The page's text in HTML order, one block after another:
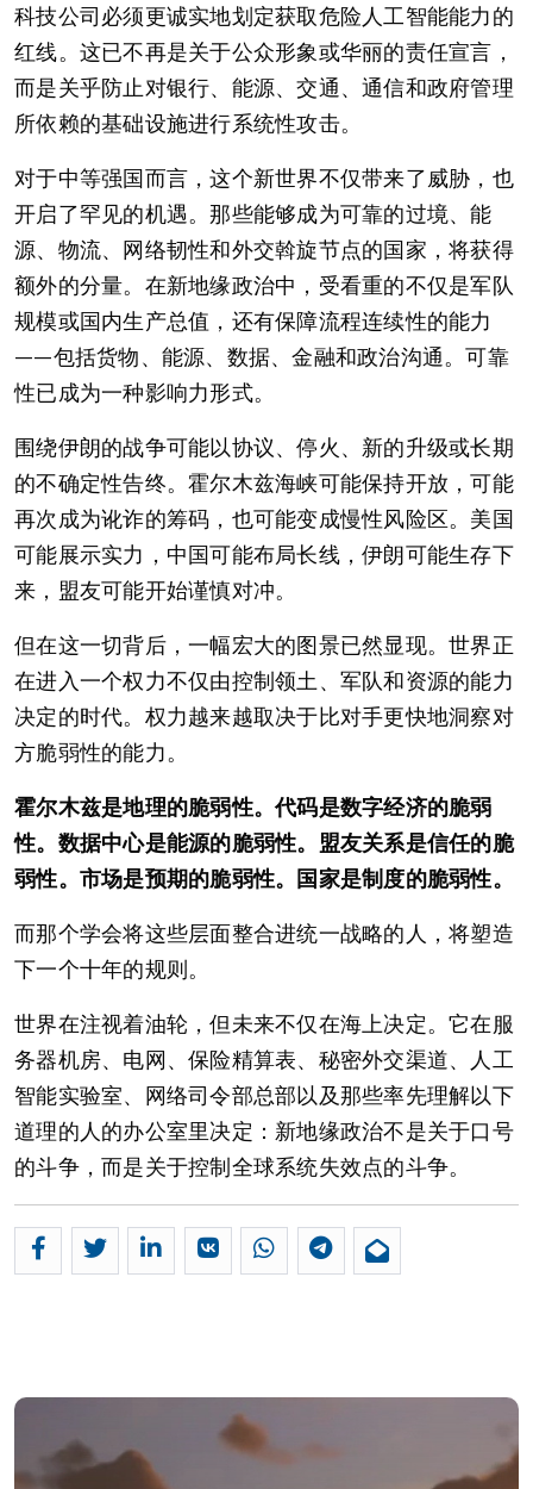
科技公司必须更诚实地划定获取危险人工智能能力的
红线。这已不再是关于公众形象或华丽的责任宣言，
而是关乎防止对银行、能源、交通、通信和政府管理
所依赖的基础设施进行系统性攻击。
对于中等强国而言，这个新世界不仅带来了威胁，也
开启了罕见的机遇。那些能够成为可靠的过境、能
源、物流、网络韧性和外交斡旋节点的国家，将获得
额外的分量。在新地缘政治中，受看重的不仅是军队
规模或国内生产总值，还有保障流程连续性的能力
——包括货物、能源、数据、金融和政治沟通。可靠
性已成为一种影响力形式。
围绕伊朗的战争可能以协议、停火、新的升级或长期
的不确定性告终。霍尔木兹海峡可能保持开放，可能
再次成为讹诈的筹码，也可能变成慢性风险区。美国
可能展示实力，中国可能布局长线，伊朗可能生存下
来，盟友可能开始谨慎对冲。
但在这一切背后，一幅宏大的图景已然显现。世界正
在进入一个权力不仅由控制领土、军队和资源的能力
决定的时代。权力越来越取决于比对手更快地洞察对
方脆弱性的能力。
霍尔木兹是地理的脆弱性。代码是数字经济的脆弱
性。数据中心是能源的脆弱性。盟友关系是信任的脆
弱性。市场是预期的脆弱性。国家是制度的脆弱性。
而那个学会将这些层面整合进统一战略的人，将塑造
下一个十年的规则。
世界在注视着油轮，但未来不仅在海上决定。它在服
务器机房、电网、保险精算表、秘密外交渠道、人工
智能实验室、网络司令部总部以及那些率先理解以下
道理的人的办公室里决定：新地缘政治不是关于口号
的斗争，而是关于控制全球系统失效点的斗争。